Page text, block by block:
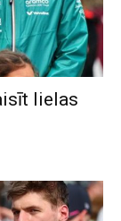
lielas